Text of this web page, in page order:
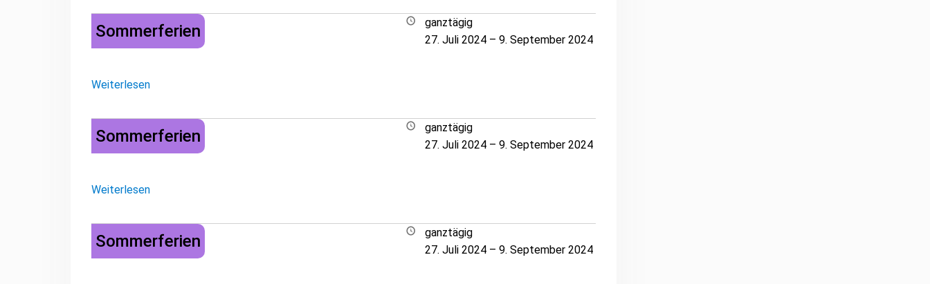
Sommerferien
ganztägig
27. Juli 2024 – 9. September 2024
Weiterlesen
Sommerferien
ganztägig
27. Juli 2024 – 9. September 2024
Weiterlesen
Sommerferien
ganztägig
27. Juli 2024 – 9. September 2024